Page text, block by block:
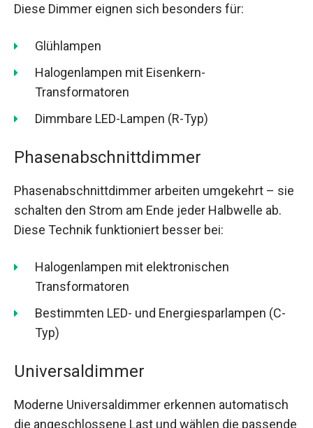
Diese Dimmer eignen sich besonders für:
Glühlampen
Halogenlampen mit Eisenkern-
Transformatoren
Dimmbare LED-Lampen (R-Typ)
Phasenabschnittdimmer
Phasenabschnittdimmer arbeiten umgekehrt – sie
schalten den Strom am Ende jeder Halbwelle ab.
Diese Technik funktioniert besser bei:
Halogenlampen mit elektronischen
Transformatoren
Bestimmten LED- und Energiesparlampen (C-
Typ)
Universaldimmer
Moderne Universaldimmer erkennen automatisch
die angeschlossene Last und wählen die passende